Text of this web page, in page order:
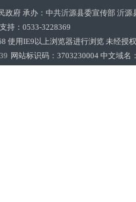
政府 承办：中共沂源县委宣传部 沂
持：0533-3228369‌‌
使用IE9以上浏览器进行浏览 未经授
网站标识码：3703230004 中文域名